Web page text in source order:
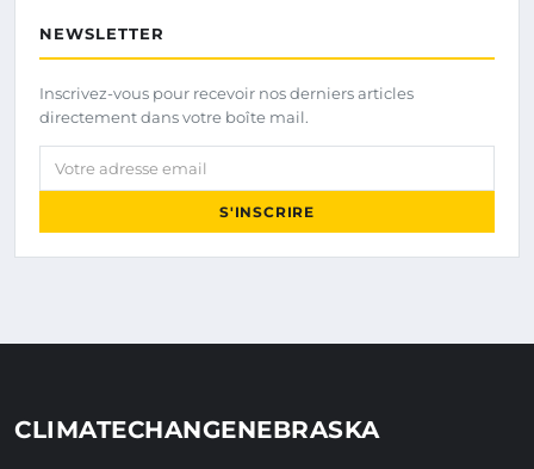
NEWSLETTER
Inscrivez-vous pour recevoir nos derniers articles
directement dans votre boîte mail.
Votre adresse email
S'INSCRIRE
CLIMATECHANGENEBRASKA